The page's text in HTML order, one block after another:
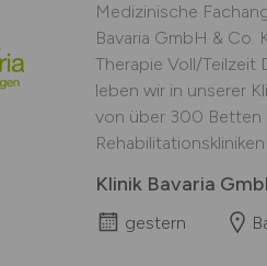
Medizinische
Bavaria GmbH & Co.
Therapie Voll/Teilzeit
leben wir in unserer
von über 300 Betten
Klinik Bavaria
gestern